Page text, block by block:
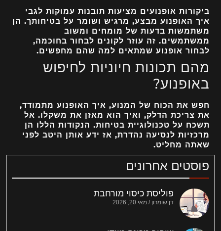
פוסטים אחרונים
פוליסת כיסוי מורחבת
דן שומרון מאי 20, 2026
ביקורות אופנועים מציעות תובנות עמוקות לגבי
איך האופנוע מבצע, מרגיש ושומר על בטיחותך. הן
משתמשות בדעות של מומחים ומשוב
ממשתמשים. זה עוזר לקונים לבחור בחוכמה,
לבחור אופנוע שמתאים למה שהם מחפשים.
מהם תכונות חיוניות לחיפוש
באופנוע?
חפש את הכוח של המנוע, איך האופנוע מתמודד,
את צריכת הדלק, ואיך הוא מאזן את משקלו. אל
תשכח על טכנולוגיית בטיחות. הנקודות הללו הן
מרכזיות לנסיעה נהדרת, אז ידע אותן היטב לפני
שאתה מחליט.